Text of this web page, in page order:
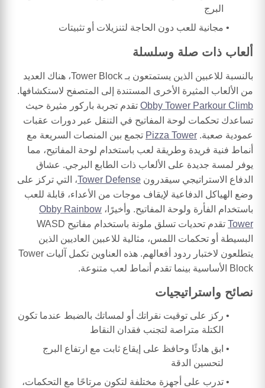
البرج
مجانية للعب دون الحاجة لتنزيلات أو تثبيتات
ألعاب ذات صلة وسلسلة
بالنسبة للاعبين الذين يستمتعون بـ Tower Block، هناك العديد
من الألعاب المثيرة الأخرى المستندة إلى المتصفح لاستكشافها.
Obby Tower Parkour Climb تقدم تجربة باركور مثيرة حيث
تساعدك تحكمات لوحة المفاتيح في التنقل عبر دورات عقبات
عمودية صعبة. Pizza Tower تجمع بين المنصات السريعة مع
أنماط فنية فريدة وطريقة لعب باستخدام لوحة المفاتيح، مما
يوفر لمسة جديدة على الألعاب ذات الطابع البرجي. عشاق
الدفاع الاستراتيجي سيقدرون Tower Defense، التي تركز على
وضع الهياكل الدفاعية لإيقاف موجات من الأعداء، قابلة للعب
باستخدام الفأرة ولوحة المفاتيح. وأخيرًا، Obby Rainbow
Tower
تقدم تحديات تسلق ملونة باستخدام مفاتيح WASD
البسيطة أو تحكمات اللمس، مثالية للاعبين العاديين الذين
يتطلعون لاختبار ردود أفعالهم. هذه العناوين تكمل آليات Tower
Block الأساسية بينما تقدم أنماط لعب متنوعة.
نصائح واستراتيجيات
ركز على توقيت نقراتك أو لمساتك بالضبط عندما تكون
الكتلة متراصة لتجنب فقدان النقاط
ابق هادئًا وحافظ على إيقاع ثابت مع ارتفاع البرج
لتحسين الدقة
تدرب على أجهزة مختلفة لتكون مرتاحًا مع التحكمات،